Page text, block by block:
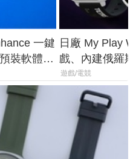
一鍵
裝軟體與
日廠 My Play
戲、內建俄羅
過竟然不能連
遊戲/電競